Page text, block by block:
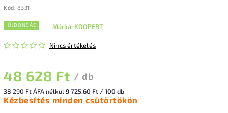
Kód: 8331
ÚJDONSÁG
Nincs értékelés
Márka: KOOPERT
48 628 Ft / db
38 290 Ft ÁFA nélkül 9 725,60 Ft / 100 db
Kézbesítés minden csütörtökön